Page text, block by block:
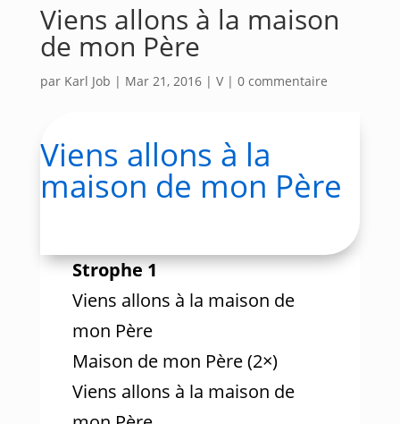
Viens allons à la maison
de mon Père
par Karl Job | Mar 21, 2016| V| 0 commentaire
Viens allons à la
maison de mon Père
Strophe 1
Viens allons à la maison de
mon Père
Maison de mon Père (2×)
Viens allons à la maison de